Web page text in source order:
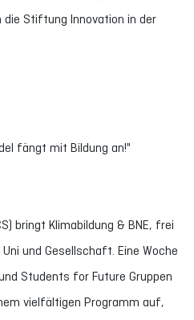
Stiftung Innovation in der
fängt mit Bildung an!"
bringt Klimabildung & BNE, frei
und Gesellschaft. Eine Woche
Students for Future Gruppen
vielfältigen Programm auf,